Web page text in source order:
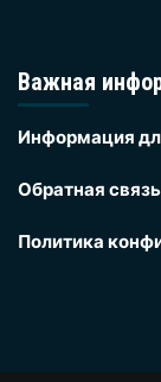
Важная
Информация
Обратная связь
Политика